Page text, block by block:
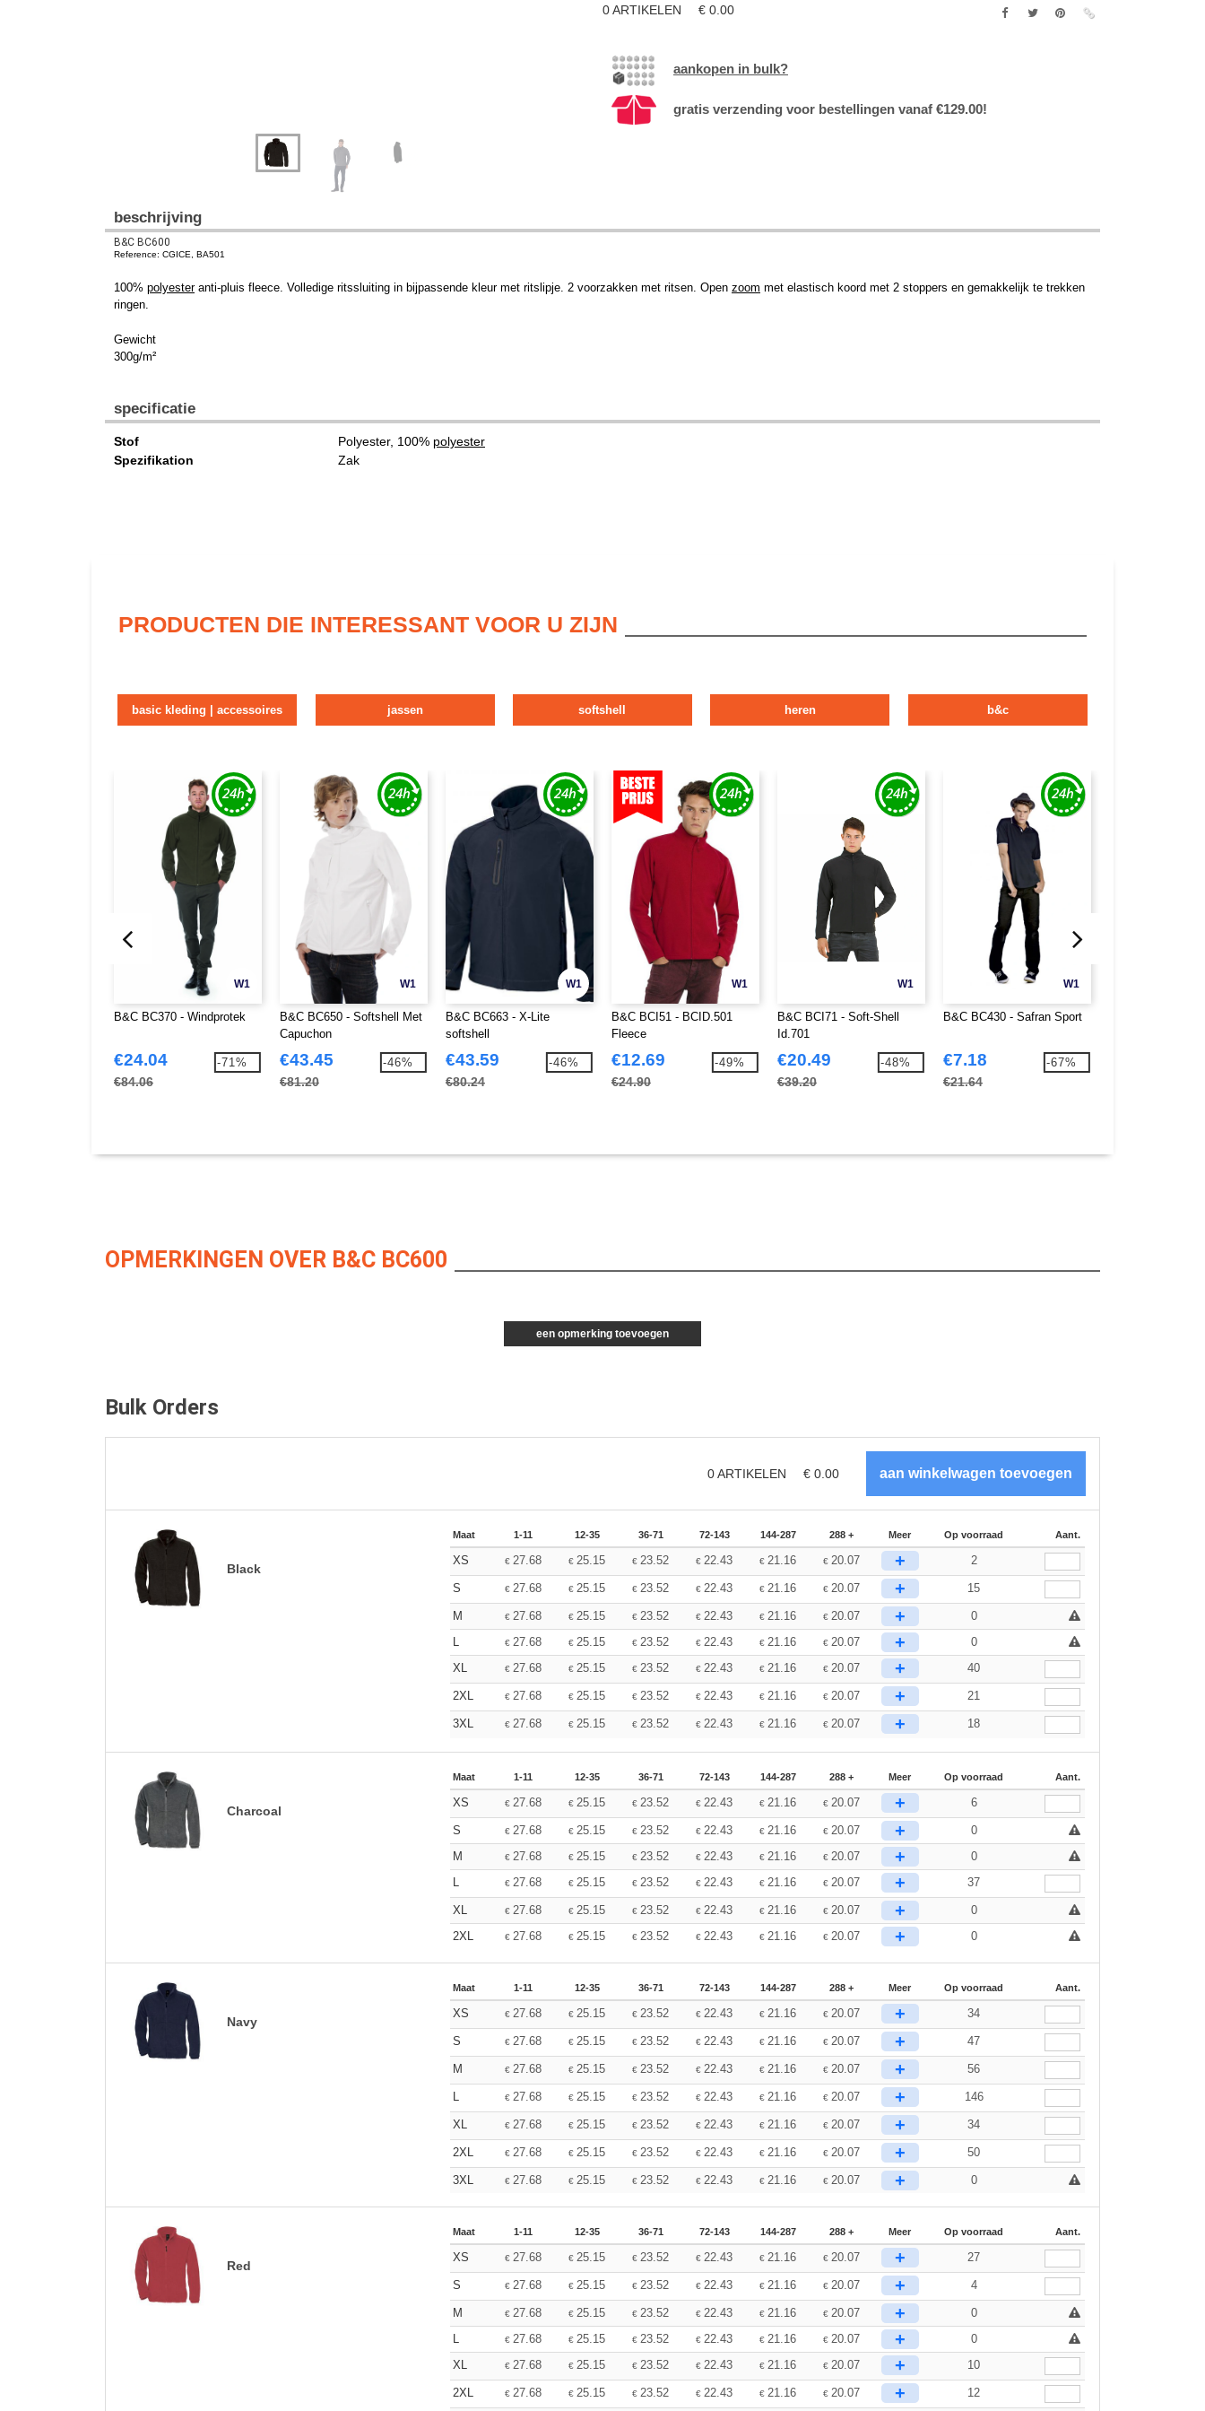
0ARTIKELEN € 0.00
aankopen in bulk?
gratis verzending voor bestellingen vanaf €129.00!
beschrijving
B&C BC600
Reference: CGICE, BA501
100% polyesteranti-pluis fleece. Volledige ritssluiting in bijpassende kleur met ritslipje. 2 voorzakken met ritsen. Open zoom met elastisch koord met 2 stoppers en gemakkelijk te trekken
ringen.
Gewicht
300g/m²
specificatie
Stof Polyester, 100% polyester
Spezifikation
Zak
PRODUCTEN DIE INTERESSANT VOOR U ZIJN
basic kleding | accessoires jassen softshell heren b&c
W1
B&C BC370 - Windprotek
€24.04
€84.06
-71%
W1
B&C BC650 - Softshell Met
Capuchon
€43.45
€81.20
-46%
W1
B&C BC663 - X-Lite
softshell
€43.59
€80.24
-46%
W1
B&C BCI51 - BCID.501
Fleece
€12.69
€24.90
-49%
W1
B&C BCI71 - Soft-Shell
Id.701
€20.49
€39.20
-48%
W1
B&C BC430 - Safran Sport
€7.18
€21.64
-67%
OPMERKINGEN OVER B&C BC600
een opmerking toevoegen
Bulk Orders
0ARTIKELEN € 0.00
Black
Maat 1-11 12-35 36-71 72-143 144-287 288 + Meer Op voorraad Aant.
XS €27.68 €25.15 €23.52 €22.43 €21.16 €20.07 + 2
S €27.68 €25.15 €23.52 €22.43 €21.16 €20.07 + 15
M €27.68 €25.15 €23.52 €22.43 €21.16 €20.07 +
0
L
€27.68 €25.15 €23.52 €22.43 €21.16 €20.07 +
0
XL
€27.68 €25.15 €23.52 €22.43 €21.16 €20.07 + 40
2XL €27.68 €25.15 €23.52 €22.43 €21.16 €20.07 + 21
3XL €27.68 €25.15 €23.52 €22.43 €21.16 €20.07 + 18
Charcoal
Maat 1-11 12-35 36-71 72-143 144-287 288 + Meer Op voorraad Aant.
XS €27.68 €25.15 €23.52 €22.43 €21.16 €20.07 + 6
S €27.68 €25.15 €23.52 €22.43 €21.16 €20.07 +
0
M
€27.68 €25.15 €23.52 €22.43 €21.16 €20.07 +
0
L
€27.68 €25.15 €23.52 €22.43 €21.16 €20.07 + 37
XL €27.68 €25.15 €23.52 €22.43 €21.16 €20.07 +
0
2XL
€27.68 €25.15 €23.52 €22.43 €21.16 €20.07 + 0
Navy
Maat 1-11 12-35 36-71 72-143 144-287 288 + Meer Op voorraad Aant.
XS €27.68 €25.15 €23.52 €22.43 €21.16 €20.07 + 34
S €27.68 €25.15 €23.52 €22.43 €21.16 €20.07 + 47
M €27.68 €25.15 €23.52 €22.43 €21.16 €20.07 + 56
L €27.68 €25.15 €23.52 €22.43 €21.16 €20.07 + 146
XL €27.68 €25.15 €23.52 €22.43 €21.16 €20.07 + 34
2XL €27.68 €25.15 €23.52 €22.43 €21.16 €20.07 + 50
3XL €27.68 €25.15 €23.52 €22.43 €21.16 €20.07 + 0
Red
Maat 1-11 12-35 36-71 72-143 144-287 288 + Meer Op voorraad Aant.
XS €27.68 €25.15 €23.52 €22.43 €21.16 €20.07 + 27
S €27.68 €25.15 €23.52 €22.43 €21.16 €20.07 + 4
M €27.68 €25.15 €23.52 €22.43 €21.16 €20.07 +
0
L
€27.68 €25.15 €23.52 €22.43 €21.16 €20.07 +
0
XL
€27.68 €25.15 €23.52 €22.43 €21.16 €20.07 + 10
2XL €27.68 €25.15 €23.52 €22.43 €21.16 €20.07 + 12